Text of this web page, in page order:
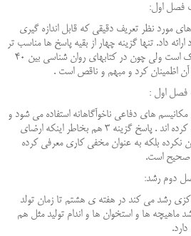
مورد نظر تعریف دقیقی که قابل اندازه گیری
داد. تنها گزینه چهار از بقیه پاسخ ها مناسب تر
است. گزینه ی 3 هم به پاسخ نزدیک است ولی چون در کتابهای روان شناسی بین 40
شود چون مکانیسم های دفاعی ناخوآگاهانه استفاده می شود و
این دو گزینه به عمل آگاهانه اشاره کرده اند . پاسخ گزینه 3 هم بخاطر اینکه ارضای
نکرده بلکه به عنوان مخفی کاری معرفی کرده
صحیح است.
رشد می کند در هفته ی هشتم تا زمان تولد
ماهیچه ها و استخوان ها و اندام تولید مثل هم